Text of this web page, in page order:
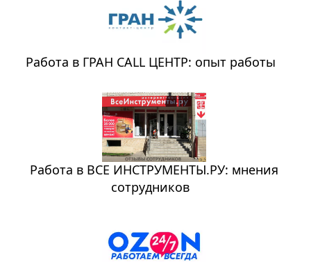
Работа в ГРАН CALL ЦЕНТР: опыт работы
Работа в ВСЕ ИНСТРУМЕНТЫ.РУ: мнения
сотрудников